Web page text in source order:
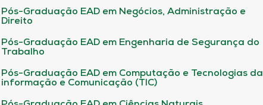
Pós-Graduação EAD em Negócios, Administração e
Direito
Pós-Graduação EAD em Engenharia de Segurança do
Trabalho
Pós-Graduação EAD em Computação e Tecnologias da
informação e Comunicação (TIC)